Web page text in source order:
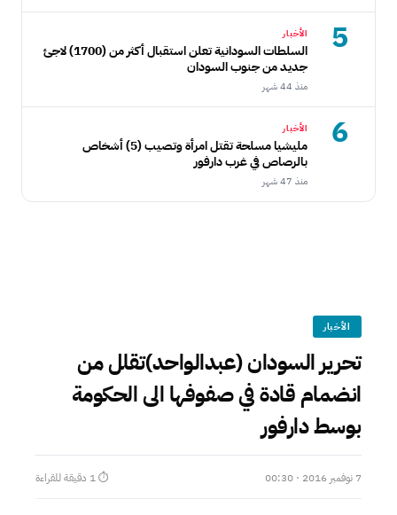
5 الأخبار
السلطات السودانية تعلن استقبال أكثر من (1700) لاجئ
جديد من جنوب السودان
منذ 44 شهر
6 الأخبار
مليشيا مسلحة تقتل امرأة وتصيب (5) أشخاص
بالرصاص في غرب دارفور
منذ 47 شهر
الأخبار
تحرير السودان (عبدالواحد)تقلل من
انضمام قادة في صفوفها الى الحكومة
بوسط دارفور
7 نوفمبر 2016 · 00:30 ⏱ 1 دقيقة للقراءة